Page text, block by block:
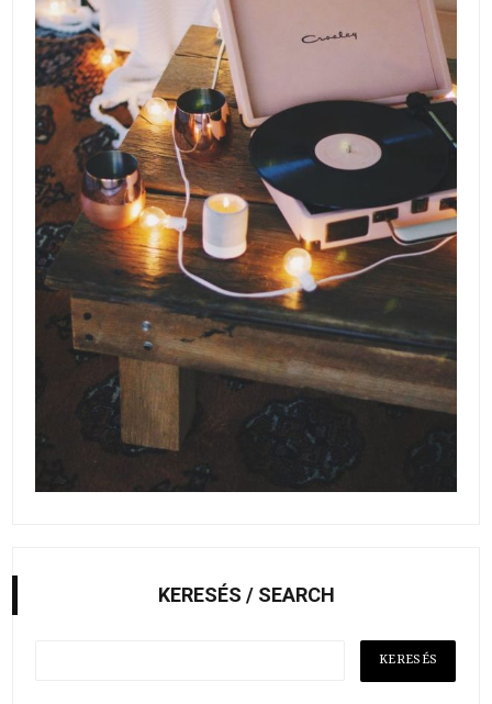
KERESÉS / SEARCH